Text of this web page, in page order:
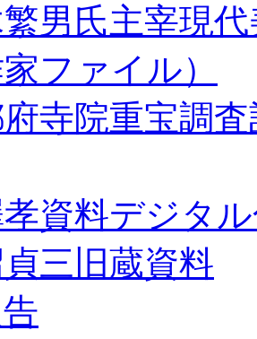
男氏主宰現
家ファイル）
寺院重宝調
資料デジタ
三旧蔵資料